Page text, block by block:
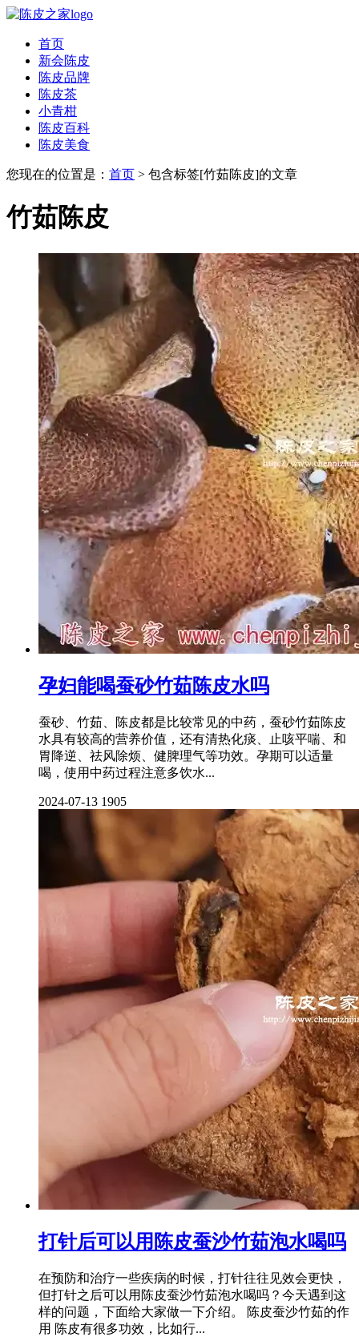
首页
新会陈皮
陈皮品牌
陈皮茶
小青柑
陈皮百科
陈皮美食
您现在的位置是： 首页 > 包含标签[竹茹陈皮]的文章
竹茹陈皮
孕妇能喝蚕砂竹茹陈皮水吗
蚕砂、竹茹、陈皮都是比较常见的中药，蚕砂竹茹陈皮
水具有较高的营养价值，还有清热化痰、止咳平喘、和
胃降逆、祛风除烦、健脾理气等功效。孕期可以适量
喝，使用中药过程注意多饮水...
2024-07-13 1905
打针后可以用陈皮蚕沙竹茹泡水喝吗
在预防和治疗一些疾病的时候，打针往往见效会更快，
但打针之后可以用陈皮蚕沙竹茹泡水喝吗？今天遇到这
样的问题，下面给大家做一下介绍。 陈皮蚕沙竹茹的作
用 陈皮有很多功效，比如行...